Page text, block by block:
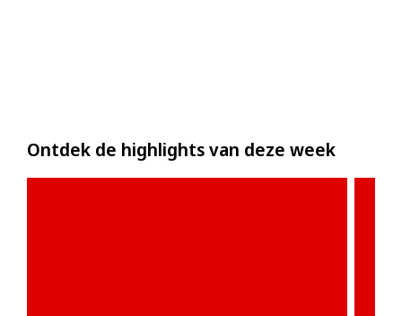
Ontdek de highlights van deze week